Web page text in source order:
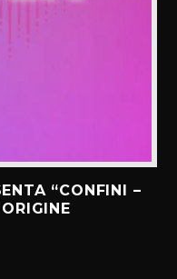
“CONFINI –